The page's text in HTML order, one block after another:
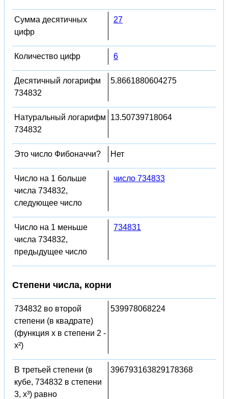
Сумма десятичных
цифр
27
Количество цифр 6
Десятичный логарифм
734832
5.8661880604275
Натуральный логарифм
734832
13.50739718064
Это число Фибоначчи? Нет
Число на 1 больше
числа 734832,
следующее число
число 734833
Число на 1 меньше
числа 734832,
предыдущее число
734831
Степени числа, корни
734832 во второй
степени (в квадрате)
(функция x в степени 2 -
x²)
539978068224
В третьей степени (в
кубе, 734832 в степени
3, x³) равно
396793163829178368